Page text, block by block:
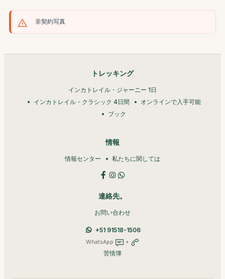
非契約写真
トレッキング
インカトレイル・ジャーニー 1日
インカトレイル・クラシック 4日間
オンラインで入手可能
ブック
情報
情報センター 私たちに関しては
連絡先。
お問い合わせ
+51 91518-1506
WhatsApp +
苦情簿